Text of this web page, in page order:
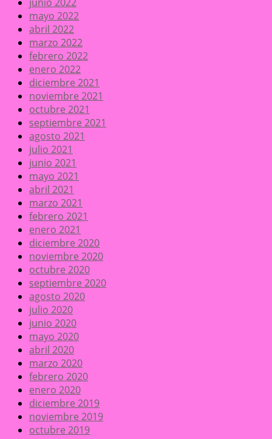
junio 2022
mayo 2022
abril 2022
marzo 2022
febrero 2022
enero 2022
diciembre 2021
noviembre 2021
octubre 2021
septiembre 2021
agosto 2021
julio 2021
junio 2021
mayo 2021
abril 2021
marzo 2021
febrero 2021
enero 2021
diciembre 2020
noviembre 2020
octubre 2020
septiembre 2020
agosto 2020
julio 2020
junio 2020
mayo 2020
abril 2020
marzo 2020
febrero 2020
enero 2020
diciembre 2019
noviembre 2019
octubre 2019